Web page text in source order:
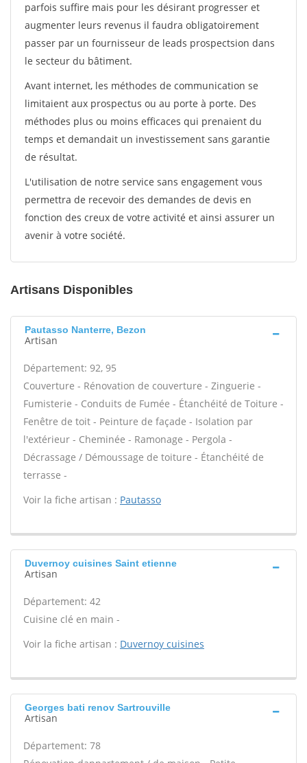
parfois suffire mais pour les désirant progresser et
augmenter leurs revenus il faudra obligatoirement
passer par un fournisseur de leads prospectsion dans
le secteur du bâtiment.
Avant internet, les méthodes de communication se
limitaient aux prospectus ou au porte à porte. Des
méthodes plus ou moins efficaces qui prenaient du
temps et demandait un investissement sans garantie
de résultat.
L'utilisation de notre service sans engagement vous
permettra de recevoir des demandes de devis en
fonction des creux de votre activité et ainsi assurer un
avenir à votre société.
Artisans Disponibles
Pautasso Nanterre, Bezon
Artisan
Département: 92, 95
Couverture - Rénovation de couverture - Zinguerie -
Fumisterie - Conduits de Fumée - Étanchéité de Toiture -
Fenêtre de toit - Peinture de façade - Isolation par
l'extérieur - Cheminée - Ramonage - Pergola -
Décrassage / Démoussage de toiture - Étanchéité de
terrasse -
Voir la fiche artisan : Pautasso
Duvernoy cuisines Saint etienne
Artisan
Département: 42
Cuisine clé en main -
Voir la fiche artisan : Duvernoy cuisines
Georges bati renov Sartrouville
Artisan
Département: 78